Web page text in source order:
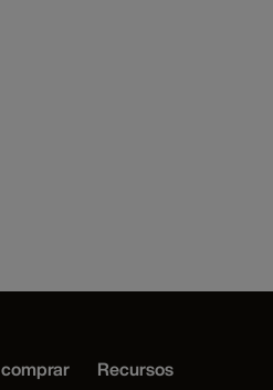
Recursos